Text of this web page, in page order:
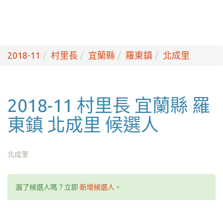
2018-11 村里長 宜蘭縣 羅東鎮 北成里
2018-11 村里長 宜蘭縣 羅
東鎮 北成里 候選人
北成里
漏了候選人嗎？立即 新增候選人 。